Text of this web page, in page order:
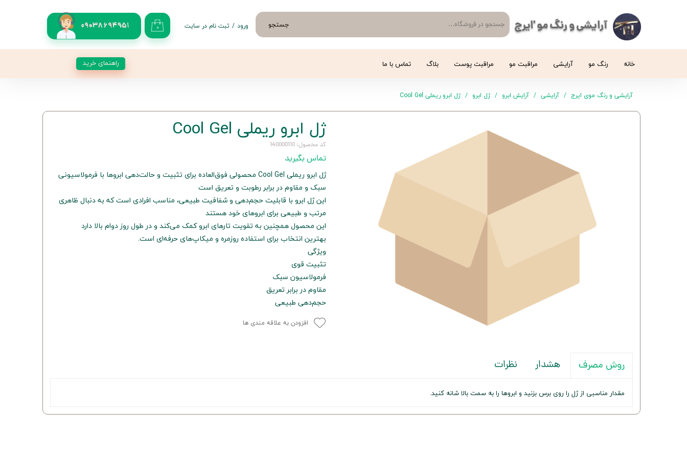
آرایشی و رنگ مو 'ایرج 09038694951 جستجو ۰ ورود / ثبت نام در سایت
خانه رنگ مو آرایشی مراقبت مو مراقبت پوست بلاگ تماس با ما راهنمای خرید
آرایشی و رنگ موی ایرج آرایشی آرایش ابرو ژل ابرو ژل ابرو ریملی Cool Gel
ژل ابرو ریملی Cool Gel
کد محصول: 140000110
تماس بگیرید
ژل ابرو ریملی Cool Gel محصولی فوق‌العاده برای تثبیت و حالت‌دهی ابروها با فرمولاسیونی
سبک و مقاوم در برابر رطوبت و تعریق است
این ژل ابرو با قابلیت حجم‌دهی و شفافیت طبیعی، مناسب افرادی است که به دنبال ظاهری
مرتب و طبیعی برای ابروهای خود هستند
این محصول همچنین به تقویت تارهای ابرو کمک می‌کند و در طول روز دوام بالا دارد
بهترین انتخاب برای استفاده روزمره و میکاپ‌های حرفه‌ای است.
ویژگی
تثبیت قوی
فرمولاسیون سبک
مقاوم در برابر تعریق
حجم‌دهی طبیعی
افزودن به علاقه مندی ها
روش مصرف هشدار نظرات
مقدار مناسبی از ژل را روی برس بزنید و ابروها را به سمت بالا شانه کنید.